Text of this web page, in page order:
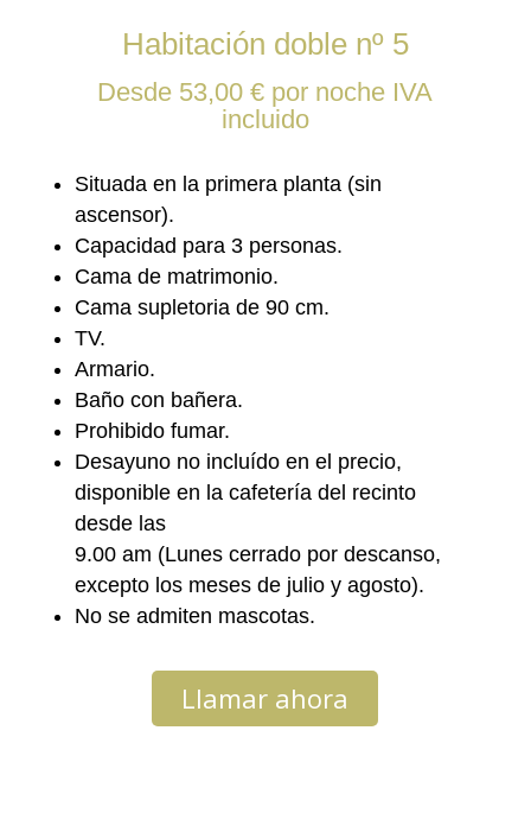
Habitación doble nº 5
Desde 53,00€ por noche IVA
incluido
Situada en la primera planta (sin
ascensor).
Capacidad para 3 personas.
Cama de matrimonio.
Cama supletoria de 90 cm.
TV.
Armario.
Baño con bañera.
Prohibido fumar.
Desayuno no incluído en el precio,
disponible en la cafetería del recinto
desde las
9.00 am (Lunes cerrado por descanso,
excepto los meses de julio y agosto).
No se admiten mascotas.
Llamar ahora